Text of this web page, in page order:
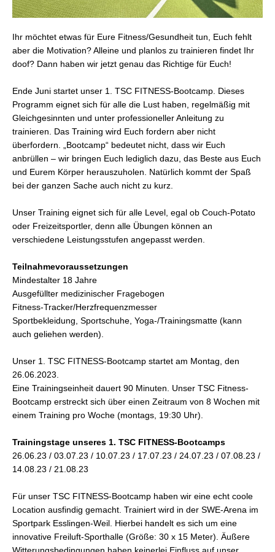
Ihr möchtet etwas für Eure Fitness/Gesundheit tun, Euch fehlt
aber die Motivation? Alleine und planlos zu trainieren findet Ihr
doof? Dann haben wir jetzt genau das Richtige für Euch!
Ende Juni startet unser 1. TSC FITNESS-Bootcamp. Dieses
Programm eignet sich für alle die Lust haben, regelmäßig mit
Gleichgesinnten und unter professioneller Anleitung zu
trainieren. Das Training wird Euch fordern aber nicht
überfordern. „Bootcamp“ bedeutet nicht, dass wir Euch
anbrüllen – wir bringen Euch lediglich dazu, das Beste aus Euch
und Eurem Körper herauszuholen. Natürlich kommt der Spaß
bei der ganzen Sache auch nicht zu kurz.
Unser Training eignet sich für alle Level, egal ob Couch-Potato
oder Freizeitsportler, denn alle Übungen können an
verschiedene Leistungsstufen angepasst werden.
Teilnahmevoraussetzungen
Mindestalter 18 Jahre
Ausgefüllter medizinischer Fragebogen
Fitness-Tracker/Herzfrequenzmesser
Sportbekleidung, Sportschuhe, Yoga-/Trainingsmatte (kann
auch geliehen werden).
Unser 1. TSC FITNESS-Bootcamp startet am Montag, den
26.06.2023.
Eine Trainingseinheit dauert 90 Minuten. Unser TSC Fitness-
Bootcamp erstreckt sich über einen Zeitraum von 8 Wochen mit
einem Training pro Woche (montags, 19:30 Uhr).
Trainingstage unseres 1. TSC FITNESS-Bootcamps
26.06.23 / 03.07.23 / 10.07.23 / 17.07.23 / 24.07.23 / 07.08.23 /
14.08.23 / 21.08.23
Für unser TSC FITNESS-Bootcamp haben wir eine echt coole
Location ausfindig gemacht. Trainiert wird in der SWE-Arena im
Sportpark Esslingen-Weil. Hierbei handelt es sich um eine
innovative Freiluft-Sporthalle (Größe: 30 x 15 Meter). Äußere